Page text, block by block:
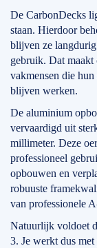
De CarbonDecks
staan. Hierdoor
blijven ze
gebruik. Dat
vakmensen die
blijven werken.
De aluminium
vervaardigd uit
millimeter. Deze
professioneel
opbouwen en
robuuste
van professionele
Natuurlijk voldoet
3. Je werkt dus